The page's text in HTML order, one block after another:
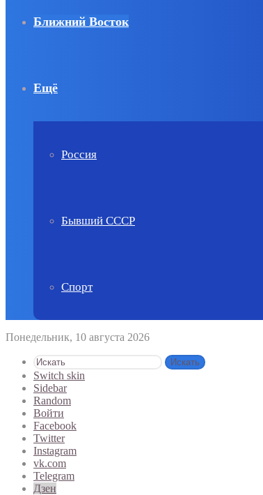
Ближний Восток
Ещё
Россия
Бывший СССР
Спорт
Понедельник, 10 августа 2026
Искать
Switch skin
Sidebar
Random
Войти
Facebook
Twitter
Instagram
vk.com
Telegram
Дзен